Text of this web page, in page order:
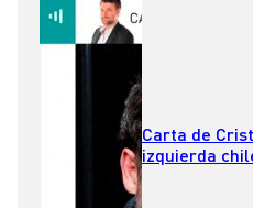
Carta de
izquierda